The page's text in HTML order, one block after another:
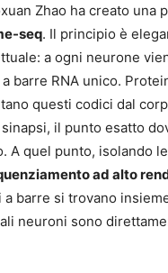
Zhao ha creato una
seq. Il principio è
a ogni neurone
barre RNA unico.
questi codici dal
il punto esatto
A quel punto, isolando
ad alto
barre si trovano
neuroni sono